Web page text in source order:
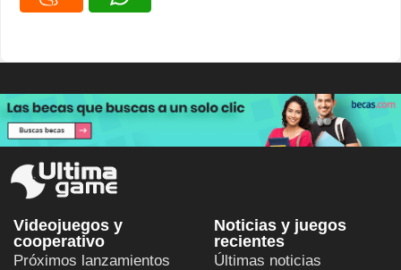
Videojuegos y
cooperativo
Próximos lanzamientos
Noticias y juegos
recientes
Últimas noticias